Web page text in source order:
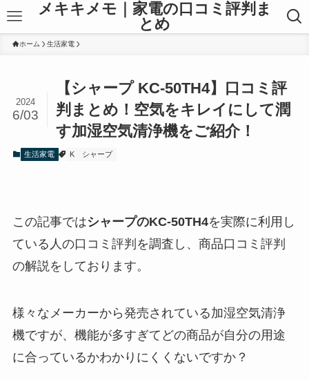
メキキメモ｜家電の口コミ評判ま
とめ
ホーム 生活家電
【シャープ KC-50TH4】口コミ評
判まとめ！空気をキレイにして潤
す加湿空気清浄機をご紹介！
2024
6/03
生活家電 K シャープ
この記事ではシャープのKC-50TH4を実際に利用し
ている人の口コミ評判を調査し、商品口コミ評判
の解説をしております。
様々なメーカーから発売されている加湿空気清浄
機ですが、機能が多すぎてどの商品が自分の用途
に合っているかわかりにくくないですか？